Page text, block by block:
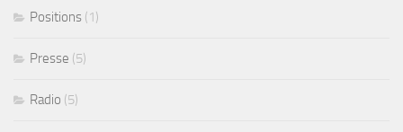
Positions (1)
Presse (5)
Radio (5)